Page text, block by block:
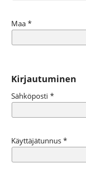
Maa *
Kirjautuminen
Sähköposti *
Käyttäjätunnus *